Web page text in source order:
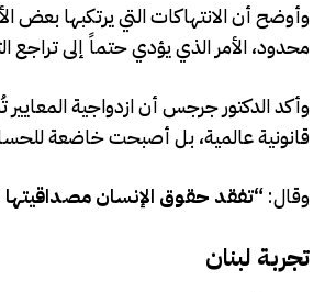
وأوضح أن الانتهاكات التي يرتكبها
محدود، الأمر الذي يؤدي حتماً إلى تراجع
وأكد الدكتور جرجس أن ازدواجية
قانونية عالمية، بل أصبحت خاضعة
وقال:“تفقد حقوق الإنسان مصداقيتها
تجربة لبنان